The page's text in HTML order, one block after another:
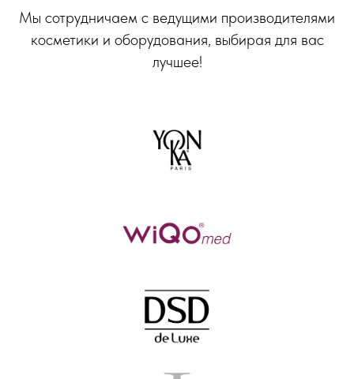
Мы сотрудничаем с ведущими производителями
косметики и оборудования, выбирая для вас
лучшее!